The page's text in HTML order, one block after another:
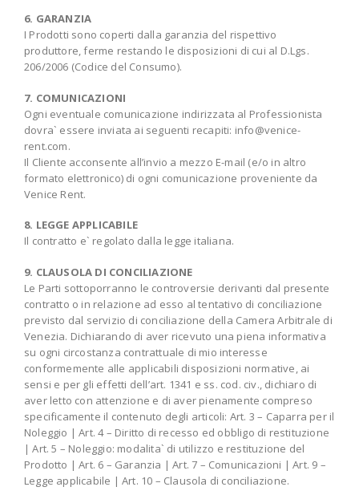
6. GARANZIA
I Prodotti sono coperti dalla garanzia del rispettivo
produttore, ferme restando le disposizioni di cui al D.Lgs.
206/2006 (Codice del Consumo).
7. COMUNICAZIONI
Ogni eventuale comunicazione indirizzata al Professionista
dovra` essere inviata ai seguenti recapiti: info@venice-
rent.com.
Il Cliente acconsente all’invio a mezzo E-mail (e/o in altro
formato elettronico) di ogni comunicazione proveniente da
Venice Rent.
8. LEGGE APPLICABILE
Il contratto e` regolato dalla legge italiana.
9. CLAUSOLA DI CONCILIAZIONE
Le Parti sottoporranno le controversie derivanti dal presente
contratto o in relazione ad esso al tentativo di conciliazione
previsto dal servizio di conciliazione della Camera Arbitrale di
Venezia. Dichiarando di aver ricevuto una piena informativa
su ogni circostanza contrattuale di mio interesse
conformemente alle applicabili disposizioni normative, ai
sensi e per gli effetti dell’art. 1341 e ss. cod. civ., dichiaro di
aver letto con attenzione e di aver pienamente compreso
specificamente il contenuto degli articoli: Art. 3 – Caparra per il
Noleggio | Art. 4 – Diritto di recesso ed obbligo di restituzione
| Art. 5 – Noleggio: modalita` di utilizzo e restituzione del
Prodotto | Art. 6 – Garanzia | Art. 7 – Comunicazioni | Art. 9 –
Legge applicabile | Art. 10 – Clausola di conciliazione.